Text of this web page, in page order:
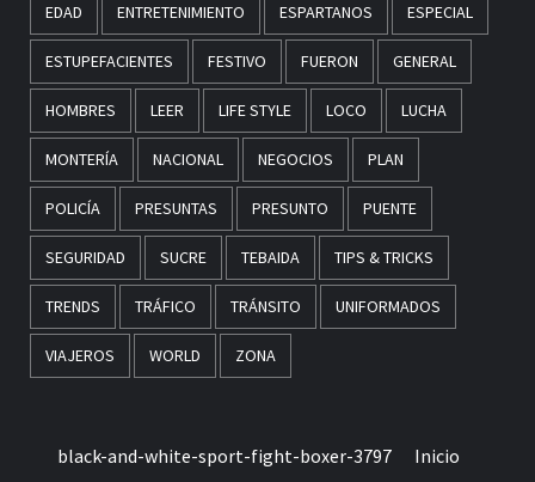
EDAD ENTRETENIMIENTO ESPARTANOS ESPECIAL
ESTUPEFACIENTES FESTIVO FUERON GENERAL
HOMBRES LEER LIFE STYLE LOCO LUCHA
MONTERÍA NACIONAL NEGOCIOS PLAN
POLICÍA PRESUNTAS PRESUNTO PUENTE
SEGURIDAD SUCRE TEBAIDA TIPS & TRICKS
TRENDS TRÁFICO TRÁNSITO UNIFORMADOS
VIAJEROS WORLD ZONA
black-and-white-sport-fight-boxer-3797 Inicio